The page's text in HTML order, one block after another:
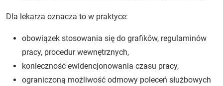
Dla lekarza oznacza to w praktyce:
obowiązek stosowania się do grafików, regulaminów
pracy, procedur wewnętrznych,
konieczność ewidencjonowania czasu pracy,
ograniczoną możliwość odmowy poleceń służbowych